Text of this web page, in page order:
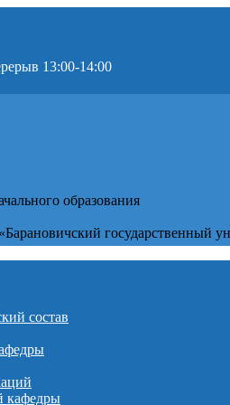
13:00-14:00
образования
государственный
состав
кафедры